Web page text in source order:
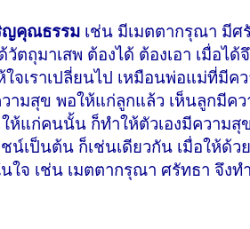
ญคุณธรรม เช่น มีเมตตากรุณา มีศ
วัตถุมาเสพ ต้องได้ ต้องเอา เมื่อ
จเราเปลี่ยนไป เหมือนพ่อแม่ที่มีค
ามสุข พอให้แก่ลูกแล้ว เห็นลูกมีค
ให้แก่คนนั้น ก็ทำให้ตัวเองมีความ
น์เป็นต้น ก็เช่นเดียวกัน เมื่อให้
จ เช่น เมตตากรุณา ศรัทธา จึงท